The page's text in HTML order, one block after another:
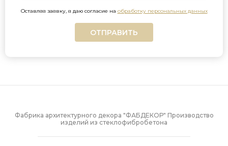
Оставляя заявку, я даю согласие на обработку персональных данных
ОТПРАВИТЬ
Фабрика архитектурного декора "ФАБДЕКОР" Производство
изделий из стеклофибробетона